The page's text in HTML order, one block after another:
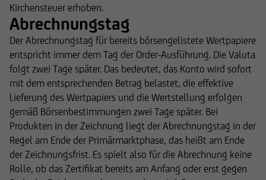
Kirchensteuer erhoben.
Abrechnungstag
Der Abrechnungstag für bereits börsengelistete Wertpapiere
entspricht immer dem Tag der Order-Ausführung. Die Valuta
folgt zwei Tage später. Das bedeutet, das Konto wird sofort
mit dem entsprechenden Betrag belastet, die effektive
Lieferung des Wertpapiers und die Wertstellung erfolgen
gemäß Börsenbestimmungen zwei Tage später. Bei
Produkten in der Zeichnung liegt der Abrechnungstag in der
Regel am Ende der Primärmarktphase, das heißt am Ende
der Zeichnungsfrist. Es spielt also für die Abrechnung keine
Rolle, ob das Zertifikat bereits am Anfang oder erst gegen